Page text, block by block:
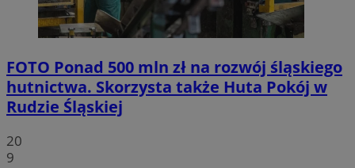
FOTO Ponad 500 mln zł na rozwój śląskiego
hutnictwa. Skorzysta także Huta Pokój w
Rudzie Śląskiej
20
9